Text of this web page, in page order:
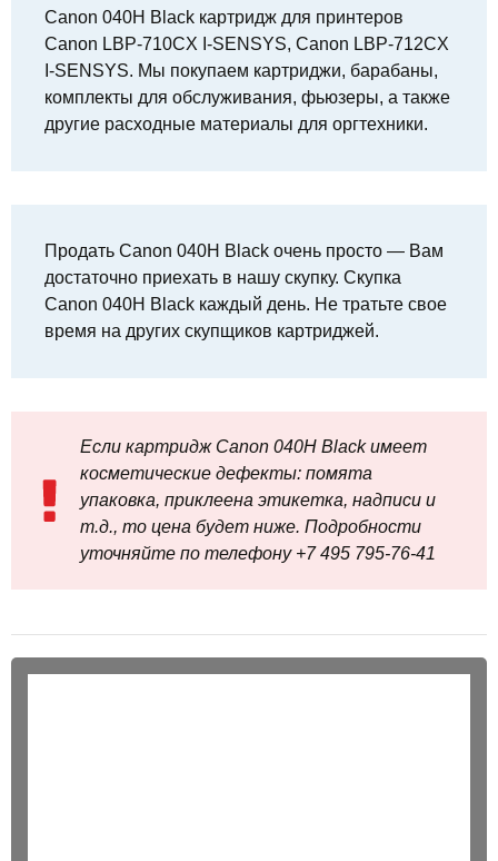
Canon 040H Black картридж для принтеров
Canon LBP-710CX I-SENSYS, Canon LBP-712CX
I-SENSYS. Мы покупаем картриджи, барабаны,
комплекты для обслуживания, фьюзеры, а также
другие расходные материалы для оргтехники.
Продать Canon 040H Black очень просто — Вам
достаточно приехать в нашу скупку. Скупка
Canon 040H Black каждый день. Не тратьте свое
время на других скупщиков картриджей.
Если картридж Canon 040H Black имеет
косметические дефекты: помята
упаковка, приклеена этикетка, надписи и
т.д., то цена будет ниже. Подробности
уточняйте по телефону +7 495 795‑76-41